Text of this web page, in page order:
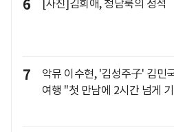
6 [사진]김희애, 청담룩의 정석
7
악뮤 이수현, '김성주子' 김민
여행 "첫 만남에 2시간 넘게